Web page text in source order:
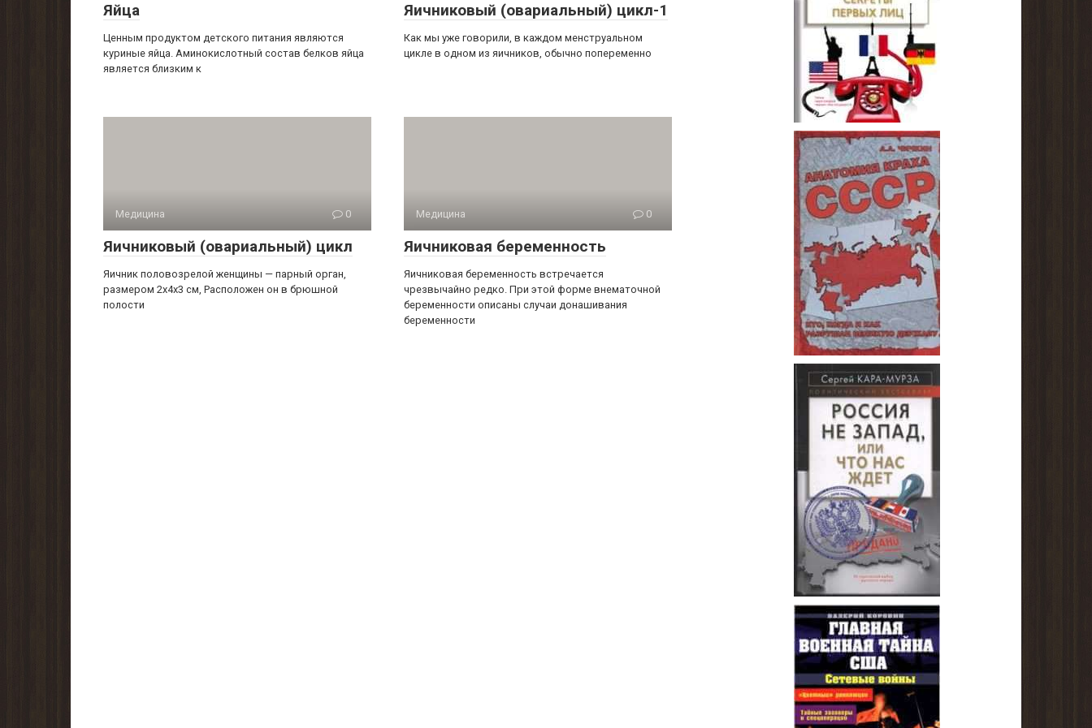
Яйца
Ценным продуктом детского питания являются
куриные яйца. Аминокислотный состав белков яйца
является близким к
Яичниковый (овариальный) цикл-1
Как мы уже говорили, в каждом менструальном
цикле в одном из яичников, обычно попеременно
Медицина 0
Яичниковый (овариальный) цикл
Яичник половозрелой женщины — парный орган,
размером 2x4x3 см, Расположен он в брюшной
полости
Медицина 0
Яичниковая беременность
Яичниковая беременность встречается
чрезвычайно редко. При этой форме внематочной
беременности описаны случаи донашивания
беременности